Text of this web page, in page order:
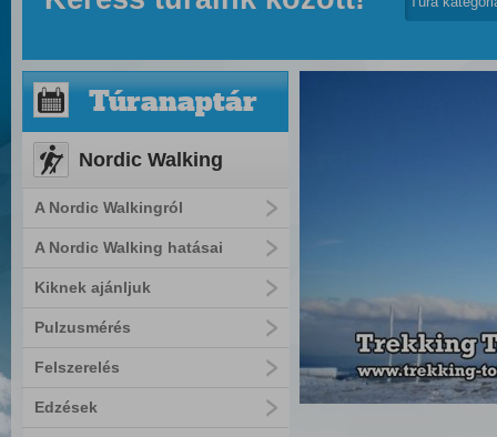
Túranaptár
Nordic Walking
A Nordic Walkingról
A Nordic Walking hatásai
Kiknek ajánljuk
Pulzusmérés
Felszerelés
Edzések